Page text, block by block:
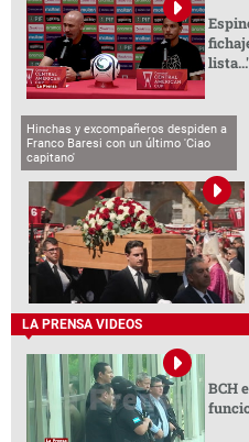
Hinchas y excompañeros despiden a
Franco Baresi con un último 'Ciao
capitano'
LA PRENSA VIDEOS
BCH